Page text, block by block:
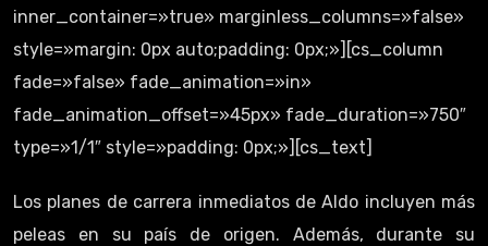
inner_container=»true» marginless_columns=»false»
style=»margin: 0px auto;padding: 0px;»][cs_column
fade=»false» fade_animation=»in»
fade_animation_offset=»45px» fade_duration=»750″
type=»1/1″ style=»padding: 0px;»][cs_text]
Los planes de carrera inmediatos de Aldo incluyen más
peleas en su país de origen. Además, durante su